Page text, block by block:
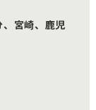
宮崎、鹿児